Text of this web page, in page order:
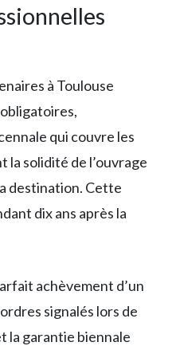
à Toulouse
qui couvre les
la solidité de l’ouvrage
destination. Cette
dix ans après la
achèvement d’un
signalés lors de
la garantie biennale